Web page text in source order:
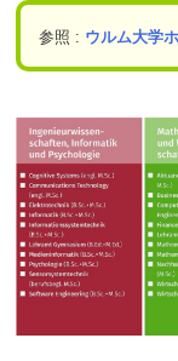
参照 : ウルム大学